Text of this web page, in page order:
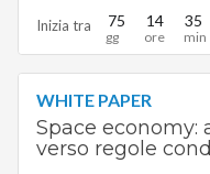
Inizia tra 75 14 35
WHITE PAPER
Space economy:
verso regole